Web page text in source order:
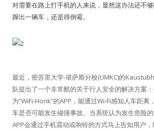
对需要在路上打手机的人来说，显然这办法还不
蹿出一辆车，还是得倒霉。
最近，密苏里大学-堪萨斯分校(UMKC)的
队提出了一个非常酷的关于行人安全的解决方案
为“WiFi-Honk”的APP，能通过Wi-Fi感知人车距离
车是否可能发生碰撞事故。当系统认为发生危险
APP会通过手机震动或响铃的方式马上告知用户